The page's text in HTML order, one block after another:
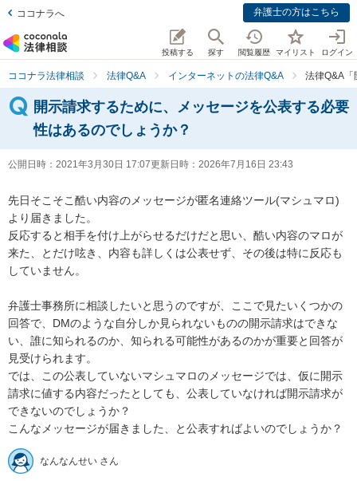
ココナラへ 弁護士の方はこちら
投稿する 探す 閲覧履歴 マイリスト ログイン
ココナラ法律相談 法律Q&A インターネットの法律Q&A 法律Q&A
開示請求するために、メッセージを公表する必要
性はあるのでしょうか？
公開日時： 2021年3月30日 17:07更新日時： 2026年7月16日 23:43
先日そこそこ酷い内容のメッセージが匿名連絡ツール(マシュマロ)
より届きました。
反応すると相手を付け上がらせるだけだと思い、酷い内容のマロが
来た、とだけ呟き、内容も詳しくは公表せず、その後は特に反応も
していません。
弁護士事務所に相談したいと思うのですが、ここで見たいくつかの
回答で、DMのような自分しか見られないものの開示請求はできな
い、誰に知られるのか、知られる可能性があるのかが重要と回答が
見受けられます。
では、この公表していないマシュマロのメッセージでは、仮に開示
請求に値する内容だったとしても、公表していなければ開示請求が
できないのでしょうか？
こんなメッセージが届きました、と公表すればよいのでしょうか？
なんなんせい さん